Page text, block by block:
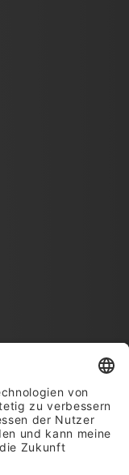
Verantwortung sehr
die die diondo
aufzuarbeiten.
Verstöße oder
werden.
Hinweisgebersystem
Kunden,
mit Bezug zu
Onlineplattform
werden ernsthaft
handeln und